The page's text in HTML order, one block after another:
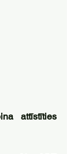
attīstīties